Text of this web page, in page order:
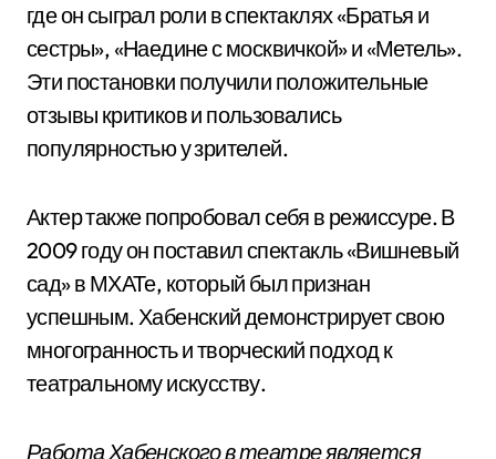
где он сыграл роли в спектаклях «Братья и
сестры», «Наедине с москвичкой» и «Метель».
Эти постановки получили положительные
отзывы критиков и пользовались
популярностью у зрителей.
Актер также попробовал себя в режиссуре. В
2009 году он поставил спектакль «Вишневый
сад» в МХАТе, который был признан
успешным. Хабенский демонстрирует свою
многогранность и творческий подход к
театральному искусству.
Работа Хабенского в театре является